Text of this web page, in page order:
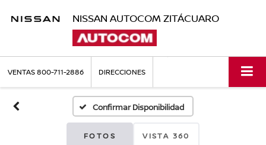
NISSAN AUTOCOM ZITÁCUARO
VENTAS800-711-2886 DIRECCIONES
Confirmar Disponibilidad
FOTOS VISTA 360